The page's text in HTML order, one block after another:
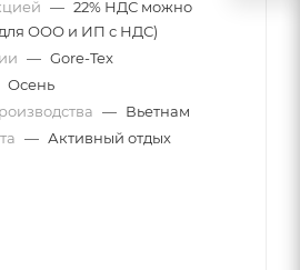
— 22% НДС можно
ООО и ИП с НДС)
— Gore-Tex
Осень
— Вьетнам
— Активный отдых